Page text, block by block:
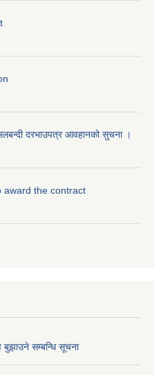
दरभाउपत्र आवहानको सुचना ।
award the contract
बुझाउने सम्बन्धि सूचना